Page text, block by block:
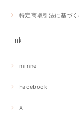
特定商取引法に基づ
Link
minne
Facebook
X